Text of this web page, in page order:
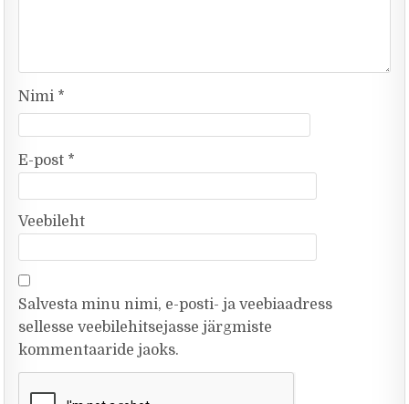
Nimi *
E-post *
Veebileht
Salvesta minu nimi, e-posti- ja veebiaadress
sellesse veebilehitsejasse järgmiste
kommentaaride jaoks.